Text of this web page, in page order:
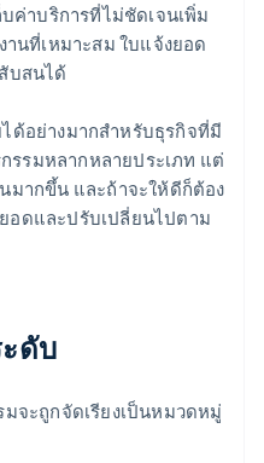
บค่าบริการที่ไม่ชัดเจนเพิ่ม
านที่เหมาะสม ใบแจ้งยอด
บสนได้
ด้อย่างมากสำหรับธุรกิจที่มี
รมหลากหลายประเภท แต่
มากขึ้น และถ้าจะให้ดีก็ต้อง
อดและปรับเปลี่ยนไปตาม
ดับ
มจะถูกจัดเรียงเป็นหมวดหมู่